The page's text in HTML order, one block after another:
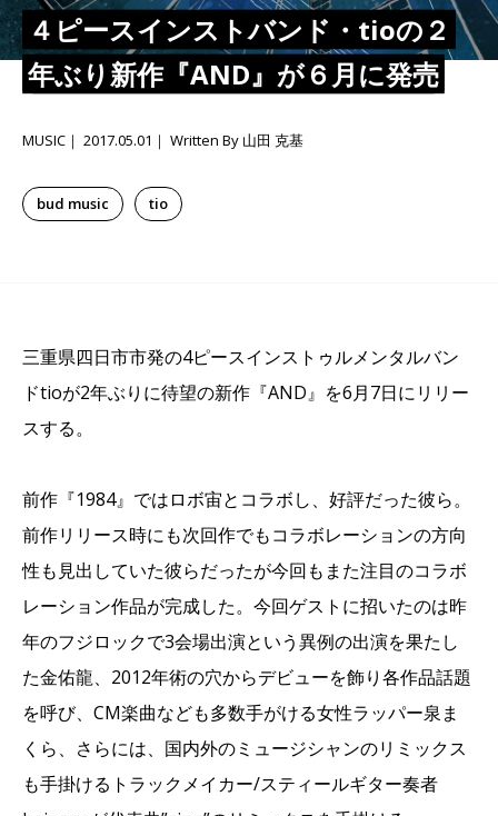
４ピースインストバンド・tioの２
年ぶり新作『AND』が６月に発売
bud music tio
MUSIC 2017.05.01 Written By 山田 克基
三重県四日市市発の4ピースインストゥルメンタルバン
ドtioが2年ぶりに待望の新作『AND』を6月7日にリリー
スする。
前作『1984』ではロボ宙とコラボし、好評だった彼ら。
前作リリース時にも次回作でもコラボレーションの方向
性も見出していた彼らだったが今回もまた注目のコラボ
レーション作品が完成した。今回ゲストに招いたのは昨
年のフジロックで3会場出演という異例の出演を果たし
た金佑龍、2012年術の穴からデビューを飾り各作品話題
を呼び、CM楽曲なども多数手がける女性ラッパー泉ま
くら、さらには、国内外のミュージシャンのリミックス
も手掛けるトラックメイカー/スティールギター奏者